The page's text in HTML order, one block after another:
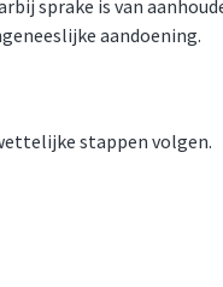
sprake is van
aandoening.
stappen volgen.